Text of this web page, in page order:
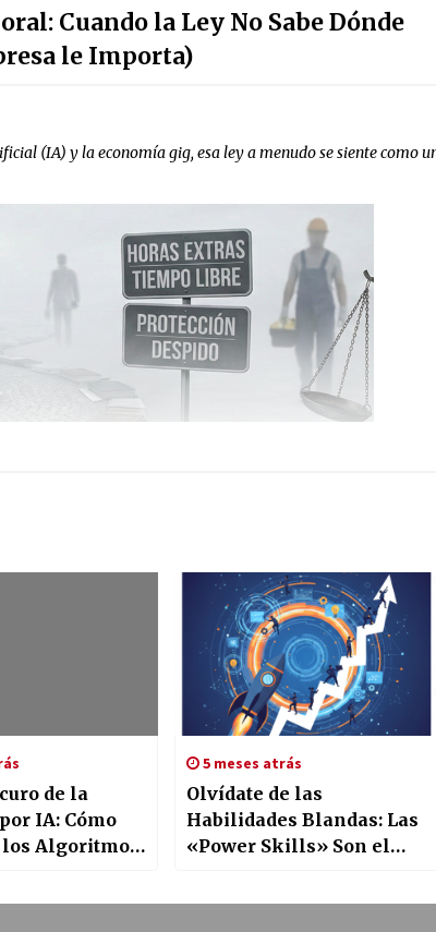
Cuando la Ley No Sabe Dónde
le Importa)
(IA) y la economía gig, esa ley a menudo se siente como
de la
IA: Cómo
los Algoritmos
el Talento
5 meses atrás
Olvídate de las
Habilidades Blandas: Las
«Power Skills» Son el
Carrera